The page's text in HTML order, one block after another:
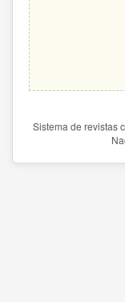
Sistema de revistas